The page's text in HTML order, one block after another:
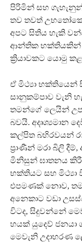
පිරිමින් සහ
තව තවත්
අපට සිතිය හැකි
ආන්තික භක්තියකින්
ක්‍රියාවකට යොමු
ඒ මිථ්‍යා භක්තියෙන්
සානුකම්පාව වැනි
තමන්ගේ ලෙයින්
බවයි. අදෘශ්‍යමාන
කල්පිත බහිරවයන්
ප්‍රාණීන් මරා බිලි
මිනිසුන් ඝාතනය
භක්තියට සහ මිථ්‍යා
එපමණක් නොව,
අනෙකාට වඩා
විටද, සිදුවන්නේ
හයක් යුදෙව් ජනයා
මෙවැනි උදාහරණ